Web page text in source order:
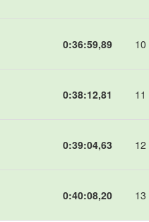
0:36:59,89 10
0:38:12,81 11
0:39:04,63 12
0:40:08,20 13